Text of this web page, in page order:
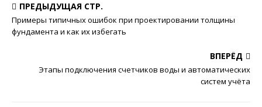
ПРЕДЫДУЩАЯ СТР.
Примеры типичных ошибок при проектировании толщины
фундамента и как их избегать
ВПЕРЁД
Этапы подключения счетчиков воды и автоматических
систем учёта